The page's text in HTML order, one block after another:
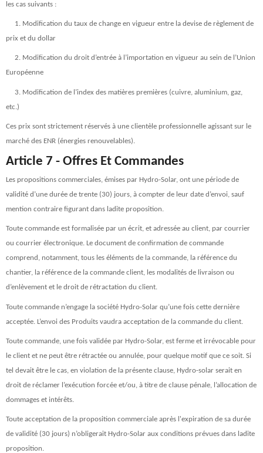
les cas suivants :
1. Modification du taux de change en vigueur entre la devise de règlement de
prix et du dollar
2. Modification du droit d’entrée à l’importation en vigueur au sein de l’Union
Européenne
3. Modification de l’index des matières premières (cuivre, aluminium, gaz,
etc.)
Ces prix sont strictement réservés à une clientèle professionnelle agissant sur le
marché des ENR (énergies renouvelables).
Article 7 - Offres Et Commandes
Les propositions commerciales, émises par Hydro-Solar, ont une période de
validité d’une durée de trente (30) jours, à compter de leur date d’envoi, sauf
mention contraire figurant dans ladite proposition.
Toute commande est formalisée par un écrit, et adressée au client, par courrier
ou courrier électronique. Le document de confirmation de commande
comprend, notamment, tous les éléments de la commande, la référence du
chantier, la référence de la commande client, les modalités de livraison ou
d’enlèvement et le droit de rétractation du client.
Toute commande n’engage la société Hydro-Solar qu’une fois cette dernière
acceptée. L’envoi des Produits vaudra acceptation de la commande du client.
Toute commande, une fois validée par Hydro-Solar, est ferme et irrévocable pour
le client et ne peut être rétractée ou annulée, pour quelque motif que ce soit. Si
tel devait être le cas, en violation de la présente clause, Hydro-solar serait en
droit de réclamer l’exécution forcée et/ou, à titre de clause pénale, l’allocation de
dommages et intérêts.
Toute acceptation de la proposition commerciale après l'expiration de sa durée
de validité (30 jours) n’obligerait Hydro-Solar aux conditions prévues dans ladite
proposition.